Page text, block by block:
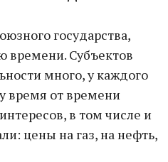
государства,
времени. Субъектов
много, у каждого
время от времени
в том числе и
цены на газ, на нефть,